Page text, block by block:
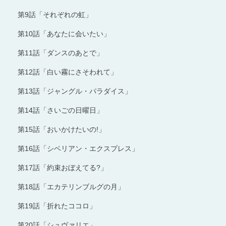
第9話「それぞれの虹」
第10話「あなたに会いたい」
第11話「ダンスのあとで」
第12話「白い霧にさそわれて」
第13話「ジャングル・パラダイス」
第14話「さいごの日曜日」
第15話「おいかけたいの!」
第16話「シベリアン・エクスプレス」
第17話「約束おぼえてる?」
第18話「エカテリンブルグの月」
第19話「折れたココロ」